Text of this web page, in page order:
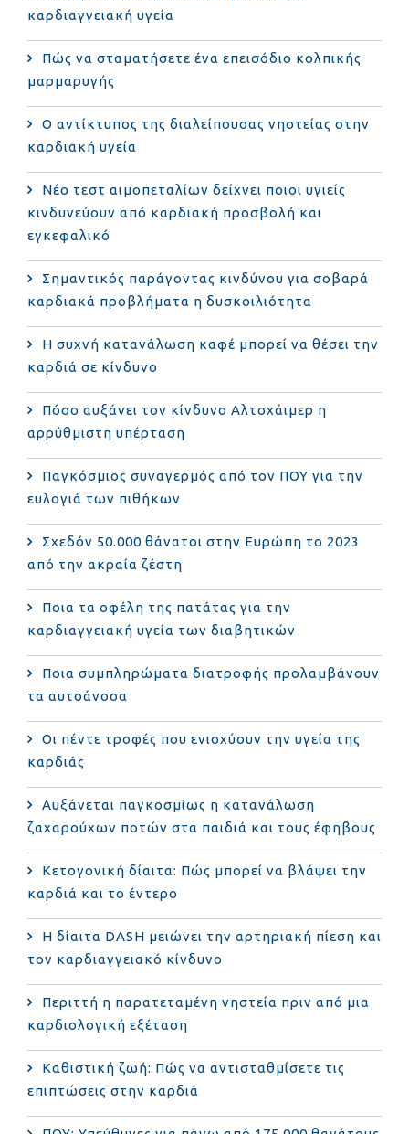
καρδιαγγειακή υγεία
Πώς να σταματήσετε ένα επεισόδιο κολπικής
μαρμαρυγής
Ο αντίκτυπος της διαλείπουσας νηστείας στην
καρδιακή υγεία
Νέο τεστ αιμοπεταλίων δείχνει ποιοι υγιείς
κινδυνεύουν από καρδιακή προσβολή και
εγκεφαλικό
Σημαντικός παράγοντας κινδύνου για σοβαρά
καρδιακά προβλήματα η δυσκοιλιότητα
Η συχνή κατανάλωση καφέ μπορεί να θέσει την
καρδιά σε κίνδυνο
Πόσο αυξάνει τον κίνδυνο Αλτσχάιμερ η
αρρύθμιστη υπέρταση
Παγκόσμιος συναγερμός από τον ΠΟΥ για την
ευλογιά των πιθήκων
Σχεδόν 50.000 θάνατοι στην Ευρώπη το 2023
από την ακραία ζέστη
Ποια τα οφέλη της πατάτας για την
καρδιαγγειακή υγεία των διαβητικών
Ποια συμπληρώματα διατροφής προλαμβάνουν
τα αυτοάνοσα
Οι πέντε τροφές που ενισχύουν την υγεία της
καρδιάς
Αυξάνεται παγκοσμίως η κατανάλωση
ζαχαρούχων ποτών στα παιδιά και τους έφηβους
Κετογονική δίαιτα: Πώς μπορεί να βλάψει την
καρδιά και το έντερο
Η δίαιτα DASH μειώνει την αρτηριακή πίεση και
τον καρδιαγγειακό κίνδυνο
Περιττή η παρατεταμένη νηστεία πριν από μια
καρδιολογική εξέταση
Καθιστική ζωή: Πώς να αντισταθμίσετε τις
επιπτώσεις στην καρδιά